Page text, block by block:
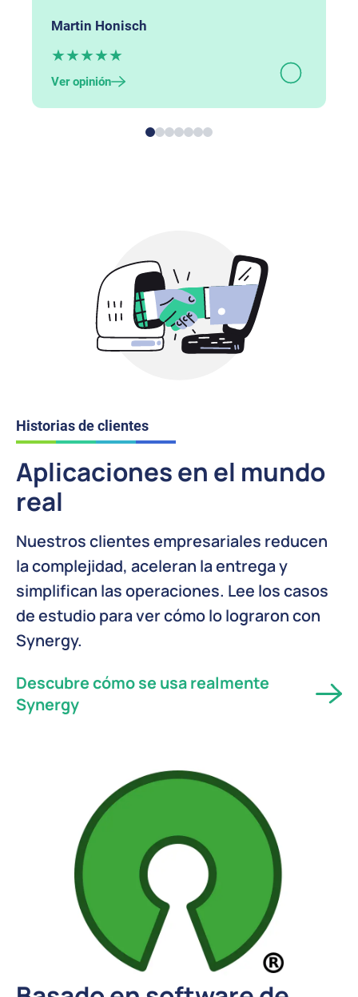
Martin Honisch
★★★★★
Ver opinión
Historias de clientes
Aplicaciones en el mundo
real
Nuestros clientes empresariales reducen
la complejidad, aceleran la entrega y
simplifican las operaciones. Lee los casos
de estudio para ver cómo lo lograron con
Synergy.
Descubre cómo se usa realmente
Synergy